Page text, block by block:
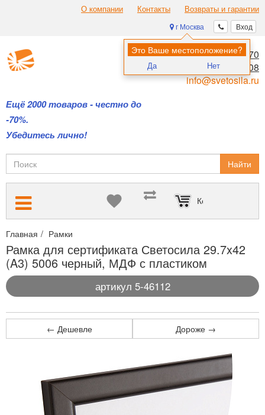
О компании Контакты Возвраты и гарантии
Вход
г Москва
Это Ваше местоположение?
Да Нет
Ещё 2000 товаров - честно до
-70%.
Убедитесь лично!
8 (495) 970-00-70
8 (800) 700-11-08
info@svetosila.ru
Найти
Корзина пуста
Главная Рамки
Рамка для сертификата Светосила 29.7x42
(A3) 5006 черный, МДФ с пластиком
артикул 5-46112
← Дешевле Дороже →